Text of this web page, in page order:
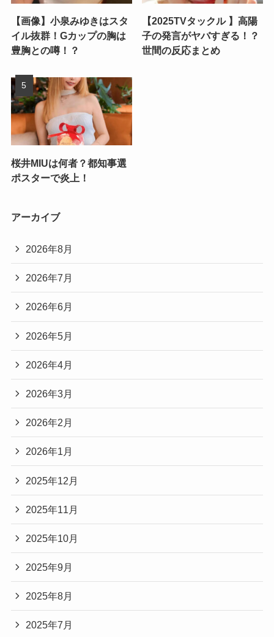
【画像】小泉みゆきはスタ
イル抜群！Gカップの胸は
豊胸との噂！？
【2025TVタックル 】高陽
子の発言がヤバすぎる！？
世間の反応まとめ
桜井MIUは何者？都知事選
ポスターで炎上！
アーカイブ
2026年8月
2026年7月
2026年6月
2026年5月
2026年4月
2026年3月
2026年2月
2026年1月
2025年12月
2025年11月
2025年10月
2025年9月
2025年8月
2025年7月